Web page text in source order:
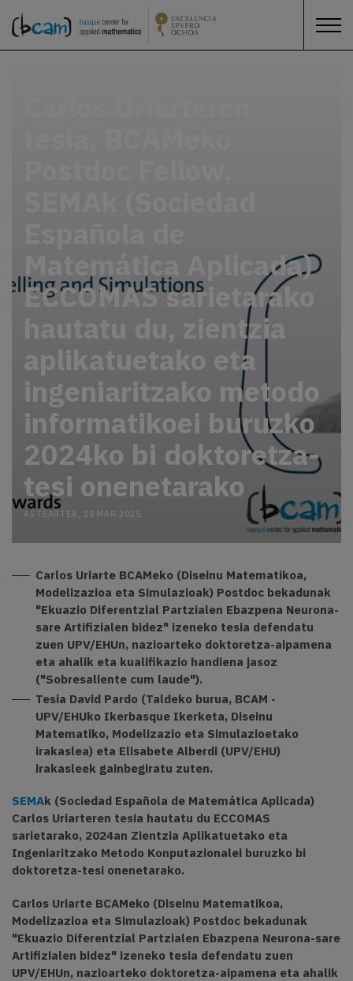
Matemática Aplicada)
ECCOMAS sarietarako
hautatu du, zientzia
aplikatuetako eta
ingeniaritzako metodo
informatikoei buruzko
2024ko bi doktoretza-
tesi onenetarako
ASTEARTEA, 18 MAR 2025
Carlos Uriarte BCAMeko (Diseinu Matematikoa,
Modelizazioa eta Simulazioak) Postdoc bekadunak
"Ekuazio Diferentzial Partzialen Ebazpena Neurona-
sare Artifizialen bidez" izeneko tesia defendatu
zuen UPV/EHUn, nazioarteko doktoretza-aipamena
eta ahalik eta kualifikazio handiena jasoz
("Sobresaliente cum laude").
Tesia David Pardo (Taldeko burua, BCAM -
UPV/EHUko Ikerbasque Ikerketa, Diseinu
Matematiko, Modelizazio eta Simulazioetako
irakaslea) eta Elisabete Alberdi (UPV/EHU)
irakasleek gainbegiratu zuten.
SEMAk (Sociedad Española de Matemática Aplicada)
Carlos Uriarteren tesia hautatu du ECCOMAS
sarietarako, 2024an Zientzia Aplikatuetako eta
Ingeniaritzako Metodo Konputazionalei buruzko bi
doktoretza-tesi onenetarako.
Carlos Uriarte BCAMeko (Diseinu Matematikoa,
Modelizazioa eta Simulazioak) Postdoc bekadunak
"Ekuazio Diferentzial Partzialen Ebazpena Neurona-sare
Artifizialen bidez" izeneko tesia defendatu zuen
UPV/EHUn, nazioarteko doktoretza-aipamena eta ahalik